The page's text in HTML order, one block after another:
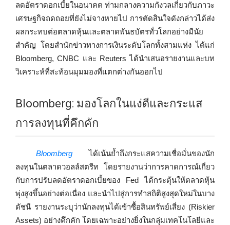
ลดอัตราดอกเบี้ยในอนาคต ท่ามกลางความกังวลเกี่ยวกับภาวะ
เศรษฐกิจถดถอยที่ยังไม่จางหายไป การตัดสินใจดังกล่าวได้ส่ง
ผลกระทบต่อตลาดหุ้นและตลาดพันธบัตรทั่วโลกอย่างมีนัย
สำคัญ โดยสำนักข่าวทางการเงินระดับโลกทั้งสามแห่ง ได้แก่
Bloomberg, CNBC และ Reuters ได้นำเสนอรายงานและบท
วิเคราะห์ที่สะท้อนมุมมองที่แตกต่างกันออกไป
Bloomberg: มองโลกในแง่ดีและกระแส
การลงทุนที่คึกคัก
Bloomberg ได้เน้นย้ำถึงกระแสความเชื่อมั่นของนัก
ลงทุนในตลาดวอลล์สตรีท โดยรายงานว่าการคาดการณ์เกี่ยว
กับการปรับลดอัตราดอกเบี้ยของ Fed ได้กระตุ้นให้ตลาดหุ้น
พุ่งสูงขึ้นอย่างต่อเนื่อง และนำไปสู่การทำสถิติสูงสุดใหม่ในบาง
ดัชนี รายงานระบุว่านักลงทุนได้เข้าซื้อสินทรัพย์เสี่ยง (Riskier
Assets) อย่างคึกคัก โดยเฉพาะอย่างยิ่งในกลุ่มเทคโนโลยีและ